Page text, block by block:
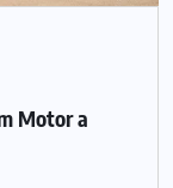
Motor a